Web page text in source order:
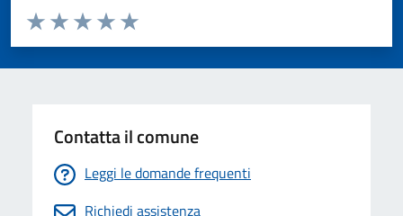
Valuta da 1 a 5 stelle la pagina
Valuta 5 stelle su 5
Valuta 4 stelle su 5
Valuta 3 stelle su 5
Valuta 2 stelle su 5
Valuta 1 stelle su 5
Contatta il comune
Leggi le domande frequenti
Richiedi assistenza